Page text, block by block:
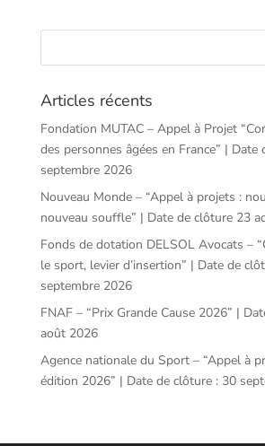
Articles récents
Fondation MUTAC – Appel à Projet
des personnes âgées en France” | Date
septembre 2026
Nouveau Monde – “Appel à projets :
nouveau souffle” | Date de clôture 23
Fonds de dotation DELSOL Avocats –
le sport, levier d’insertion” | Date de
septembre 2026
FNAF – “Prix Grande Cause 2026” |
août 2026
Agence nationale du Sport – “Appel à
édition 2026” | Date de clôture : 30